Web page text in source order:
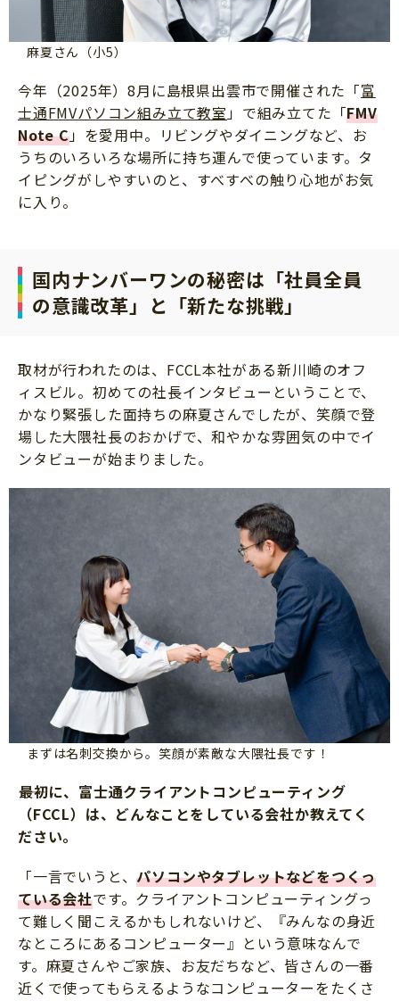
麻夏さん（小5）
今年（2025年）8月に島根県出雲市で開催された「富
士通FMVパソコン組み立て教室」で組み立てた「FMV
Note C」を愛用中。リビングやダイニングなど、お
うちのいろいろな場所に持ち運んで使っています。タ
イピングがしやすいのと、すべすべの触り心地がお気
に入り。
国内ナンバーワンの秘密は「社員全員
の意識改革」と「新たな挑戦」
取材が行われたのは、FCCL本社がある新川崎のオフ
ィスビル。初めての社長インタビューということで、
かなり緊張した面持ちの麻夏さんでしたが、笑顔で登
場した大隈社長のおかげで、和やかな雰囲気の中でイ
ンタビューが始まりました。
まずは名刺交換から。笑顔が素敵な大隈社長です！
最初に、富士通クライアントコンピューティング
（FCCL）は、どんなことをしている会社か教えてく
ださい。
「一言でいうと、パソコンやタブレットなどをつくっ
ている会社です。クライアントコンピューティングっ
て難しく聞こえるかもしれないけど、『みんなの身近
なところにあるコンピューター』という意味なんで
す。麻夏さんやご家族、お友だちなど、皆さんの一番
近くで使ってもらえるようなコンピューターをたくさ